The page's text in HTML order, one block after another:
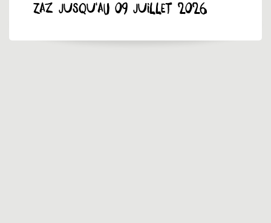
Zaz jusqu'au 09 juillet 2026